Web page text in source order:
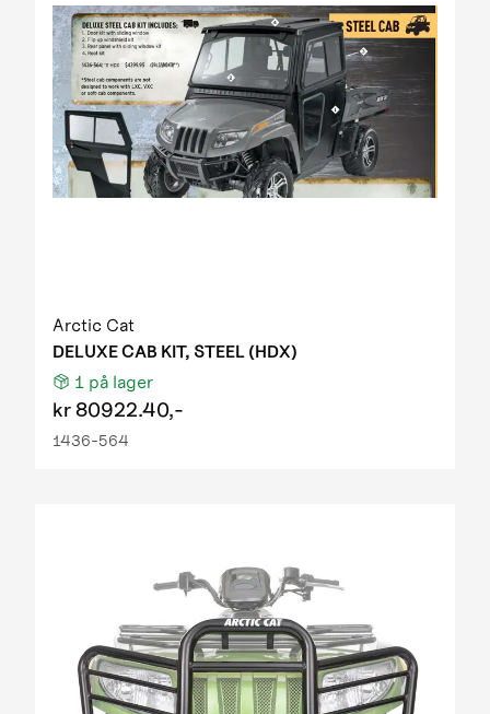
Arctic Cat
DELUXE CAB KIT, STEEL (HDX)
1 på lager
kr80922.40,-
1436-564